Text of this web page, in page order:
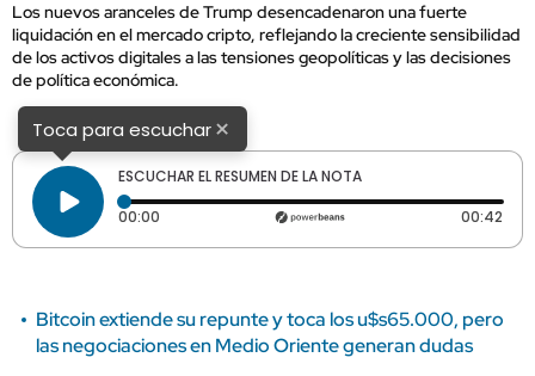
Los nuevos aranceles de Trump desencadenaron una fuerte
liquidación en el mercado cripto, reflejando la creciente sensibilidad
de los activos digitales a las tensiones geopolíticas y las decisiones
de política económica.
Toca para escuchar×
ESCUCHAR EL RESUMEN DE LA NOTA
00:00 Tiempo transcurrido: 0 segundos 00:42
Bitcoin extiende su repunte y toca los u$s65.000, pero
las negociaciones en Medio Oriente generan dudas